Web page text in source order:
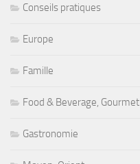
Conseils pratiques
Europe
Famille
Food & Beverage, Gourmet
Gastronomie